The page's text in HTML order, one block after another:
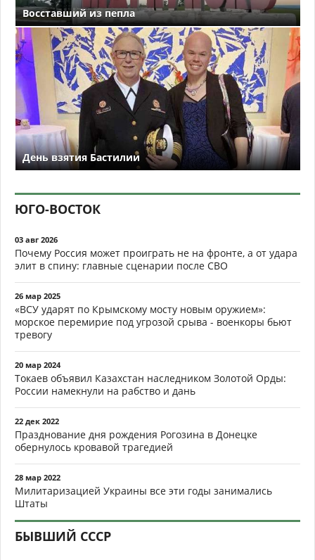
Восставший из пепла
День взятия Бастилии
ЮГО-ВОСТОК
03 авг 2026
Почему Россия может проиграть не на фронте, а от удара
элит в спину: главные сценарии после СВО
26 мар 2025
«ВСУ ударят по Крымскому мосту новым оружием»:
морское перемирие под угрозой срыва - военкоры бьют
тревогу
20 мар 2024
Токаев объявил Казахстан наследником Золотой Орды:
России намекнули на рабство и дань
22 дек 2022
Празднование дня рождения Рогозина в Донецке
обернулось кровавой трагедией
28 мар 2022
Милитаризацией Украины все эти годы занимались
Штаты
БЫВШИЙ СССР